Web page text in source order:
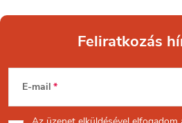
L
á
Feliratkozás
E-mail